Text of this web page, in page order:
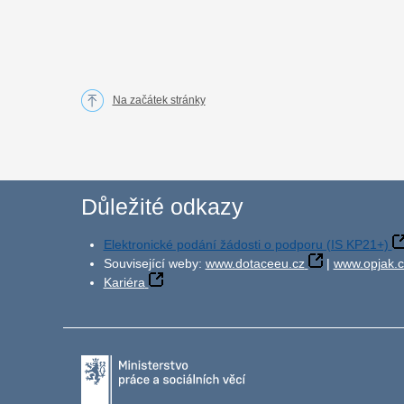
Na začátek stránky
Důležité odkazy
Elektronické podání žádosti o podporu (IS KP21+)
Související weby: www.dotaceeu.cz |
Kariéra